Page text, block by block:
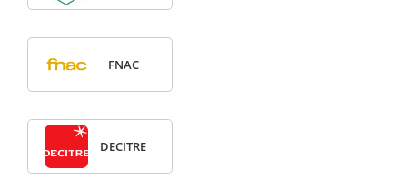
FNAC
DECITRE